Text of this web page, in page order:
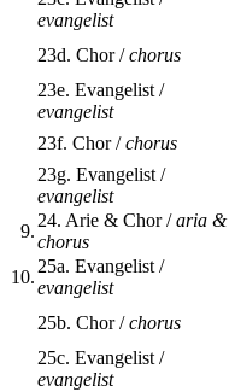
evangelist
23d. Chor /chorus
23e. Evangelist /
evangelist
23f. Chor /chorus
23g. Evangelist /
evangelist
9.
24. Arie & Chor /aria &
chorus
10.
25a. Evangelist /
evangelist
25b. Chor /chorus
25c. Evangelist /
evangelist